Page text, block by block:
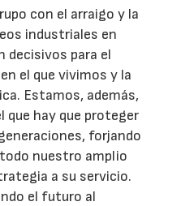
con el arraigo y la
industriales en
decisivos para el
el que vivimos y la
Estamos, además,
que hay que proteger
forjando
nuestro amplio
a su servicio.
el futuro al